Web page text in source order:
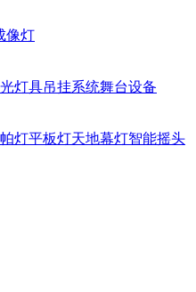
像灯
灯具吊挂系统舞台设备
帕灯平板灯天地幕灯智能摇头